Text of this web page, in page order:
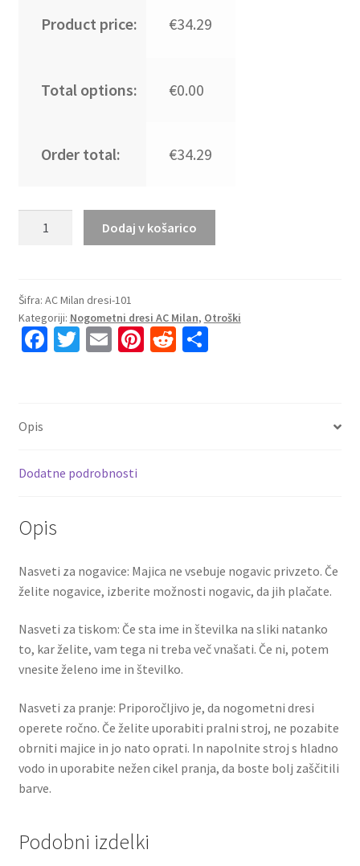
Product price: €34.29
Total options: €0.00
Order total: €34.29
komplet
AC
Milan
zelena
Dodaj v košarico
Šifra: AC Milan dresi-101
Kategoriji: Nogometni dresi AC Milan, Otroški
Fa
k
T E Pi R S
Opis
Dodatne podrobnosti
Opis
Nasveti za nogavice: Majica ne vsebuje nogavic privzeto. Če
želite nogavice, izberite možnosti nogavic, da jih plačate.
Nasveti za tiskom: Če sta ime in številka na sliki natanko
to, kar želite, vam tega ni treba več vnašati. Če ni, potem
vnesite želeno ime in številko.
Nasveti za pranje: Priporočljivo je, da nogometni dresi
operete ročno. Če želite uporabiti pralni stroj, ne pozabite
obrniti majice in jo nato oprati. In napolnite stroj s hladno
vodo in uporabite nežen cikel pranja, da boste bolj zaščitili
barve.
Podobni izdelki